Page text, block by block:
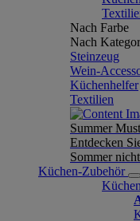
Nach Farbe
Nach
Steinzeug
Wein-
Küchenhelfer
Textilien
Summer
Entdecken
Sommer
Küchen-Zubehör